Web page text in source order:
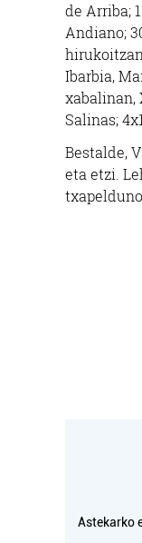
de Arriba;
Andiano;
Ibarbia,
xabalinan,
Salinas;
Bestalde,
eta etzi.
Astekarko